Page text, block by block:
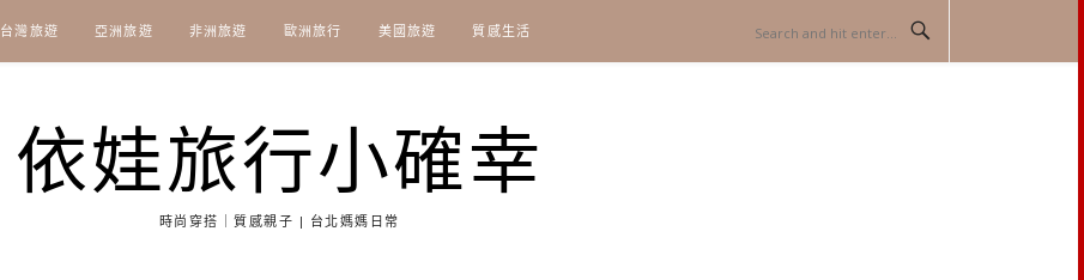
台灣旅遊 亞洲旅遊 非洲旅遊 歐洲旅行 美國旅遊 質感生活
依娃旅行小確幸
時尚穿搭｜質感親子 | 台北媽媽日常